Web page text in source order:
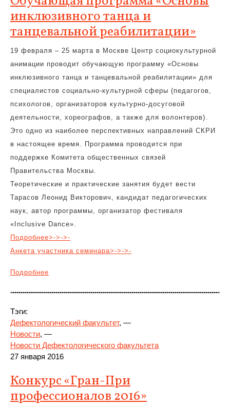
инклюзивного танца и
танцевальной реабилитации»
19 февраля – 25 марта в Москве Центр социокультурной
анимации проводит обучающую программу «Основы
инклюзивного танца и танцевальной реабилитации» для
специалистов социально-культурной сферы (педагогов,
психологов, организаторов культурно-досуговой
деятельности, хореографов, а также для волонтеров).
Это одно из наиболее перспективных направлений СКРИ
в настоящее время. Программа проводится при
поддержке Комитета общественных связей
Правительства Москвы.
Теоретические и практические занятия будет вести
Тарасов Леонид Викторович, кандидат педагогических
наук, автор программы, организатор фестиваля
«Inclusive Dance».
Подробнее>->->-
Анкета участника семинара>->->-
Подробнее
Тэги:
Дефектологический факультет, —
Новости, —
Новости Дефектологического факультета
27 января 2016
Конкурс «Гран-При
профессионалов 2016»